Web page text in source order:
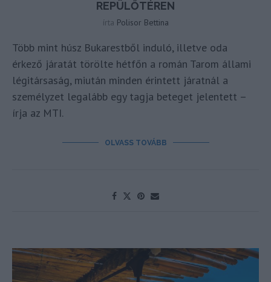
REPÜLŐTÉREN
írta Polisor Bettina
Több mint húsz Bukarestből induló, illetve oda
érkező járatát törölte hétfőn a román Tarom állami
légitársaság, miután minden érintett járatnál a
személyzet legalább egy tagja beteget jelentett –
írja az MTI.
OLVASS TOVÁBB